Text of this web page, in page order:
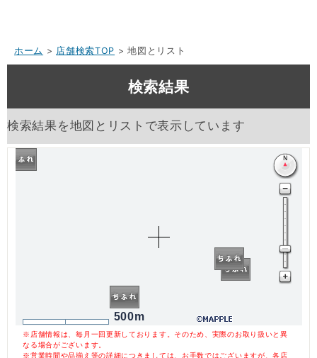
ホーム > 店舗検索TOP > 地図とリスト
検索結果
検索結果を地図とリストで表示しています
500m
※店舗情報は、毎月一回更新しております。そのため、実際のお取り扱いと異
なる場合がございます。
※営業時間や品揃え等の詳細につきましては、お手数ではございますが、各店